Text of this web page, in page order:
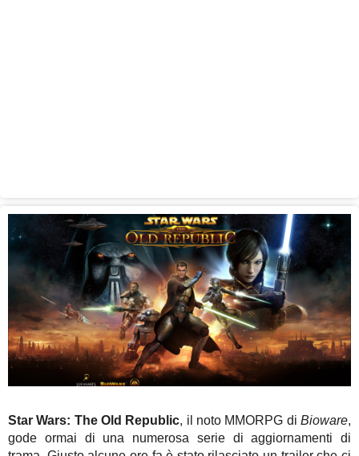
Star Wars: The Old Republic, il noto MMORPG diBioware,
gode ormai di una numerosa serie di aggiornamenti di